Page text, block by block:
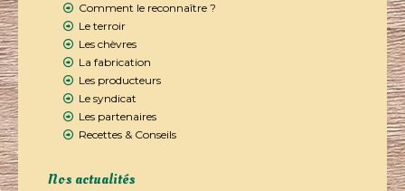
Comment le reconnaître ?
Le terroir
Les chèvres
La fabrication
Les producteurs
Le syndicat
Les partenaires
Recettes & Conseils
Nos actualités